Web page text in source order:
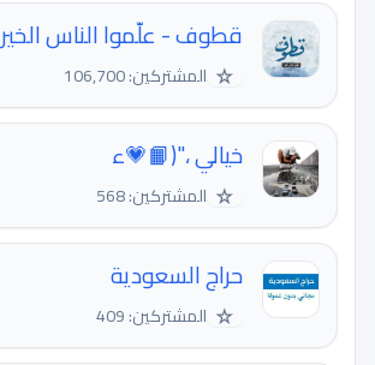
قطوف - علّموا الناس الخير
☆ المشتركين: 106,700
خيالي ،"(📙💗ء
☆ المشتركين: 568
حراج السعودية
☆ المشتركين: 409